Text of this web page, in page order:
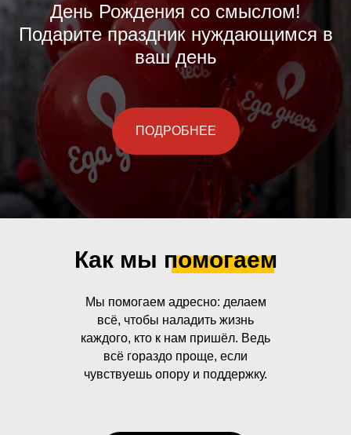
День Рождения со смыслом!
Подарите праздник нуждающимся в
ваш день
ПОДРОБНЕЕ
Как мы помогаем
Мы помогаем адресно: делаем
всё, чтобы наладить жизнь
каждого, кто к нам пришёл. Ведь
всё гораздо проще, если
чувствуешь опору и поддержку.